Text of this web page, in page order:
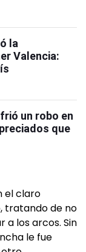
la
Valencia:
un robo en
que
el claro
tratando de no
a los arcos. Sin
le fue